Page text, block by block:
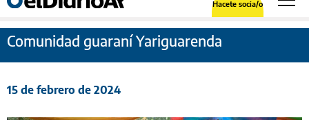
Hacete socia/o
Comunidad guaraní Yariguarenda
15 de febrero de 2024